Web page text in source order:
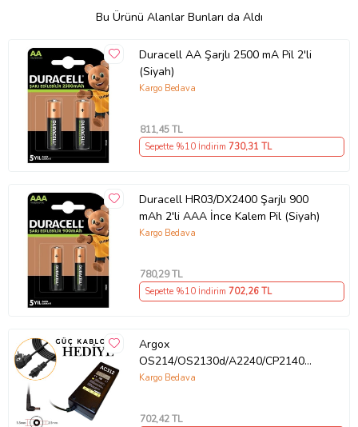
Bu Ürünü Alanlar Bunları da Aldı
Duracell AA Şarjlı 2500 mA Pil 2'li
(Siyah)
Kargo Bedava
811,45 TL
Sepette %10 İndirim 730,31 TL
Duracell HR03/DX2400 Şarjlı 900
mAh 2'li AAA İnce Kalem Pil (Siyah)
Kargo Bedava
780,29 TL
Sepette %10 İndirim 702,26 TL
Argox
OS214/OS2130d/A2240/CP2140
Adaptör 24V (Siyah)
Kargo Bedava
702,42 TL